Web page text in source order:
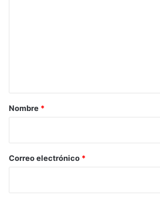
r
*
Nombre *
Correo electrónico *